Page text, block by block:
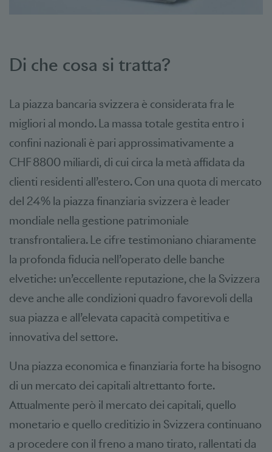
Di che cosa si tratta?
La piazza bancaria svizzera è considerata fra le
migliori al mondo. La massa totale gestita entro i
confini nazionali è pari approssimativamente a
CHF 8800 miliardi, di cui circa la metà affidata da
clienti residenti all’estero. Con una quota di mercato
del 24% la piazza finanziaria svizzera è leader
mondiale nella gestione patrimoniale
transfrontaliera. Le cifre testimoniano chiaramente
la profonda fiducia nell’operato delle banche
elvetiche: un’eccellente reputazione, che la Svizzera
deve anche alle condizioni quadro favorevoli della
sua piazza e all’elevata capacità competitiva e
innovativa del settore.
Una piazza economica e finanziaria forte ha bisogno
di un mercato dei capitali altrettanto forte.
Attualmente però il mercato dei capitali, quello
monetario e quello creditizio in Svizzera continuano
a procedere con il freno a mano tirato, rallentati da